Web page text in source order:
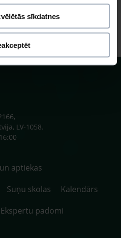
sīkdatnes
LV-1058.
aptiekas
Suņu skolas
Kalendārs
Ekspertu padomi